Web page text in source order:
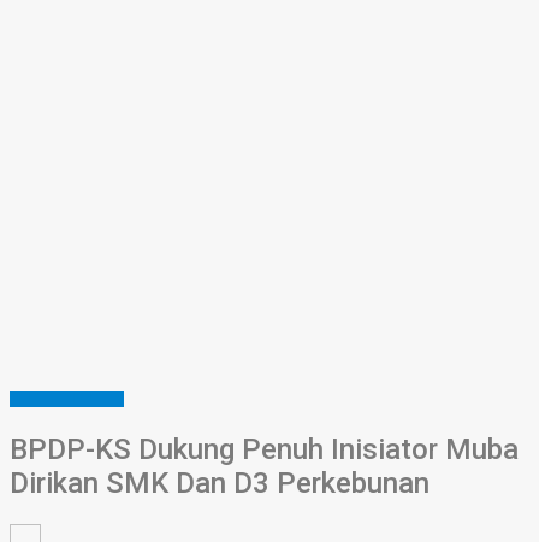
BPDP-KS Dukung Penuh Inisiator Muba
Dirikan SMK Dan D3 Perkebunan